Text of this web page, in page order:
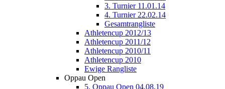
3. Turnier 11.01.14
4. Turnier 22.02.14
Gesamtrangliste
Athletencup 2012/13
Athletencup 2011/12
Athletencup 2010/11
Athletencup 2010
Ewige Rangliste
Oppau Open
5. Oppau Open 04.08.19